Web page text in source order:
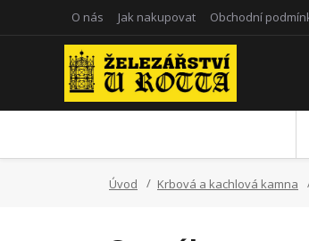
O nás Jak nakupovat Obchodní
Úvod Krbová a kachlová kamna